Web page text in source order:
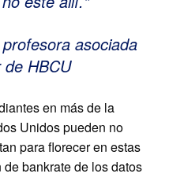
asociada
HBCU
en más de la
Unidos pueden no
para florecer en estas
bankrate de los datos